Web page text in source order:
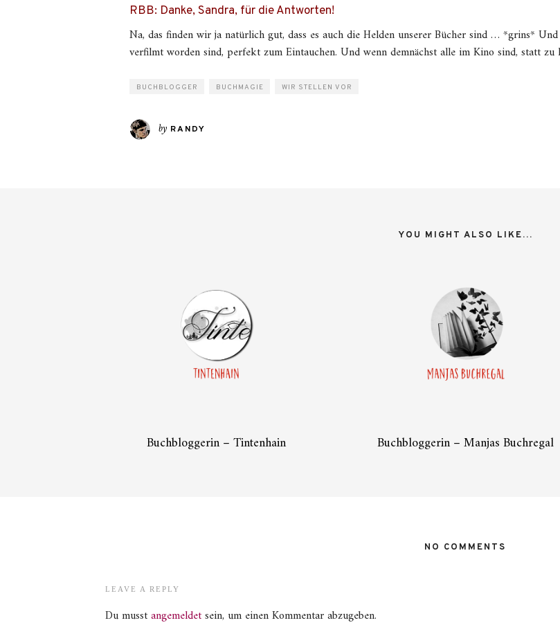
RBB: Danke, Sandra, für die Antworten!
Na, das finden wir ja natürlich gut, dass es auch die Helden unserer Bücher sind … *grins*
verfilmt worden sind, perfekt zum Eintauchen. Und wenn demnächst alle im Kino sind, statt zu
BUCHBLOGGER BUCHMAGIE WIR STELLEN VOR
by RANDY
YOU MIGHT ALSO LIKE...
Buchbloggerin – Tintenhain Buchbloggerin – Manjas Buchregal
NO COMMENTS
LEAVE A REPLY
Du musstangemeldetsein, um einen Kommentar abzugeben.